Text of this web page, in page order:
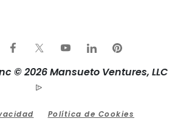
© 2026 Mansueto Ventures, LLC
Política de Cookies